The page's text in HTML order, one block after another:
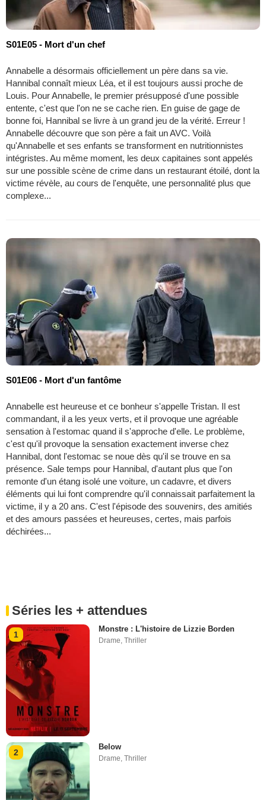
S01E05 - Mort d'un chef
Annabelle a désormais officiellement un père dans sa vie.
Hannibal connaît mieux Léa, et il est toujours aussi proche de
Louis. Pour Annabelle, le premier présupposé d'une possible
entente, c'est que l'on ne se cache rien. En guise de gage de
bonne foi, Hannibal se livre à un grand jeu de la vérité. Erreur !
Annabelle découvre que son père a fait un AVC. Voilà
qu'Annabelle et ses enfants se transforment en nutritionnistes
intégristes. Au même moment, les deux capitaines sont appelés
sur une possible scène de crime dans un restaurant étoilé, dont la
victime révèle, au cours de l'enquête, une personnalité plus que
complexe...
S01E06 - Mort d'un fantôme
Annabelle est heureuse et ce bonheur s'appelle Tristan. Il est
commandant, il a les yeux verts, et il provoque une agréable
sensation à l'estomac quand il s'approche d'elle. Le problème,
c'est qu'il provoque la sensation exactement inverse chez
Hannibal, dont l'estomac se noue dès qu'il se trouve en sa
présence. Sale temps pour Hannibal, d'autant plus que l'on
remonte d'un étang isolé une voiture, un cadavre, et divers
éléments qui lui font comprendre qu'il connaissait parfaitement la
victime, il y a 20 ans. C'est l'épisode des souvenirs, des amitiés
et des amours passées et heureuses, certes, mais parfois
déchirées...
Séries les + attendues
1
Monstre : L'histoire de Lizzie Borden
Drame,Thriller
2
Below
Drame,Thriller